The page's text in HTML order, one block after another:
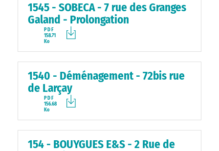
1545 - SOBECA - 7 rue des Granges
Galand - Prolongation
PDF
158.71
Ko
1540 - Déménagement - 72bis rue
de Larçay
PDF
156.68
Ko
154 - BOUYGUES E&S - 2 Rue de